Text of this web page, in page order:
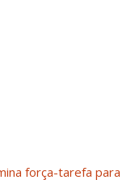
força-tarefa para